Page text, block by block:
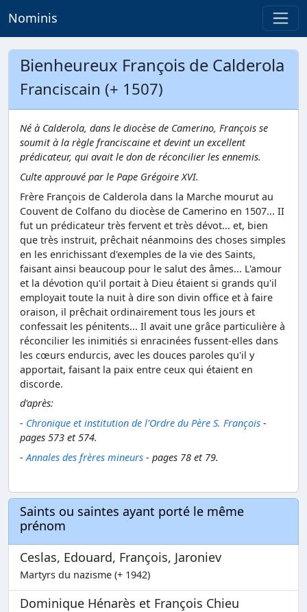
Nominis
Bienheureux François de Calderola
Franciscain (+ 1507)
Né à Calderola, dans le diocèse de Camerino, François se
soumit à la règle franciscaine et devint un excellent
prédicateur, qui avait le don de réconcilier les ennemis.
Culte approuvé par le Pape Grégoire XVI.
Frère François de Calderola dans la Marche mourut au
Couvent de Colfano du diocèse de Camerino en 1507... II
fut un prédicateur très fervent et très dévot... et, bien
que très instruit, prêchait néanmoins des choses simples
en les enrichissant d'exemples de la vie des Saints,
faisant ainsi beaucoup pour le salut des âmes... L'amour
et la dévotion qu'il portait à Dieu étaient si grands qu'il
employait toute la nuit à dire son divin office et à faire
oraison, il prêchait ordinairement tous les jours et
confessait les pénitents... Il avait une grâce particulière à
réconcilier les inimitiés si enracinées fussent-elles dans
les cœurs endurcis, avec les douces paroles qu'il y
apportait, faisant la paix entre ceux qui étaient en
discorde.
d'après:
- Chronique et institution de l'Ordre du Père S. François -
pages 573 et 574.
-Annales des frères mineurs - pages 78 et 79.
Saints ou saintes ayant porté le même
prénom
Ceslas, Edouard, François, Jaroniev
Martyrs du nazisme (+ 1942)
Dominique Hénarès et François Chieu